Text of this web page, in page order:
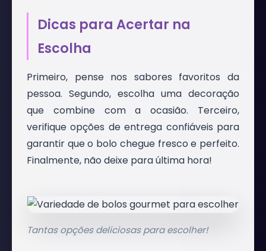
Dicas para Acertar na
Escolha
Primeiro, pense nos sabores favoritos da
pessoa. Segundo, escolha uma decoração
que combine com a ocasião. Terceiro,
verifique opções de entrega confiáveis para
garantir que o bolo chegue fresco e perfeito.
Finalmente, não deixe para última hora!
Tantas opções deliciosas para escolher!